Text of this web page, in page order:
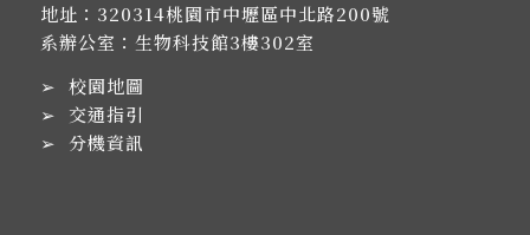
地址： 320314桃園市中壢區中北路200號
系辦公室：生物科技館3樓302室
➢ 校園地圖
➢ 交通指引
➢ 分機資訊